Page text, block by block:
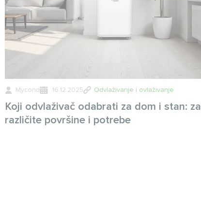
Mycond 16.12.2025 Odvlaživanje i ovlaživanje
Koji odvlaživač odabrati za dom i stan: za
različite površine i potrebe